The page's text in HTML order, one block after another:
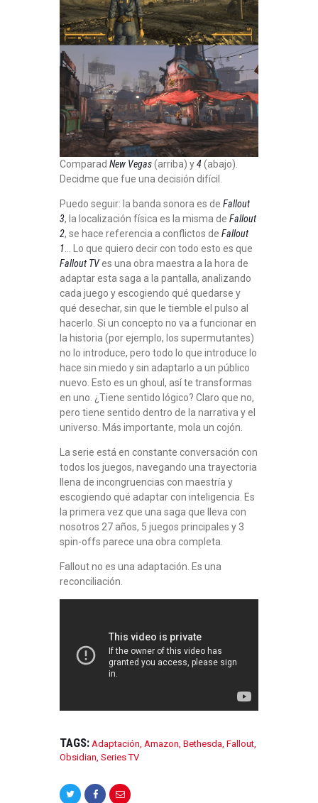
Comparad New Vegas(arriba) y4(abajo).
Decidme que fue una decisión difícil.
Puedo seguir: la banda sonora es de Fallout
3, la localización física es la misma de Fallout
2, se hace referencia a conflictos de Fallout
1 … Lo que quiero decir con todo esto es que
Fallout TVes una obra maestra a la hora de
adaptar esta saga a la pantalla, analizando
cada juego y escogiendo qué quedarse y
qué desechar, sin que le tiemble el pulso al
hacerlo. Si un concepto no va a funcionar en
la historia (por ejemplo, los supermutantes)
no lo introduce, pero todo lo que introduce lo
hace sin miedo y sin adaptarlo a un público
nuevo. Esto es un ghoul, así te transformas
en uno. ¿Tiene sentido lógico? Claro que no,
pero tiene sentido dentro de la narrativa y el
universo. Más importante, mola un cojón.
La serie está en constante conversación con
todos los juegos, navegando una trayectoria
llena de incongruencias con maestría y
escogiendo qué adaptar con inteligencia. Es
la primera vez que una saga que lleva con
nosotros 27 años, 5 juegos principales y 3
spin-offs parece una obra completa.
Fallout no es una adaptación. Es una
reconciliación.
TAGS: Adaptación, Amazon, Bethesda, Fallout,
Obsidian, Series TV